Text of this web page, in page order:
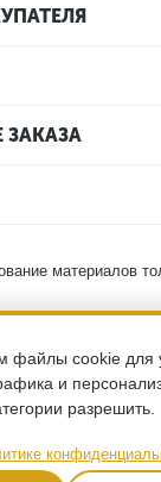
материалов
на то, что
информационный
публичной
437 (2)
подробной
компании по
файлы cookie для
и
разрешить.